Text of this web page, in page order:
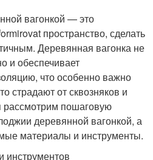
вагонкой — это
пространство, сделать
Деревянная вагонка не
и обеспечивает
что особенно важно
страдают от сквозняков и
рассмотрим пошаговую
деревянной вагонкой, а
материалы и инструменты.
инструментов